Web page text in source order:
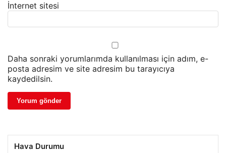
İnternet sitesi
Daha sonraki yorumlarımda kullanılması için adım, e-
posta adresim ve site adresim bu tarayıcıya
kaydedilsin.
Hava Durumu